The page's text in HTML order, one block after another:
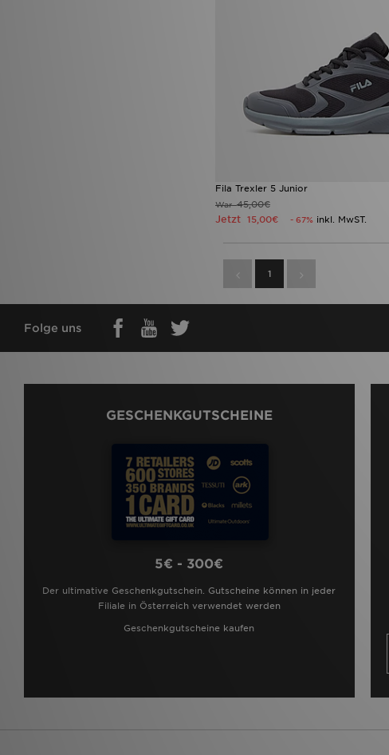
Fila Trexler 5 Junior
War45,00€
Jetzt 15,00€ - 67% inkl. MwST.
1
Folge uns
GESCHENKGUTSCHEINE
5€ - 300€
Der ultimative Geschenkgutschein. Gutscheine können in jeder
Filiale in Österreich verwendet werden
Geschenkgutscheine kaufen